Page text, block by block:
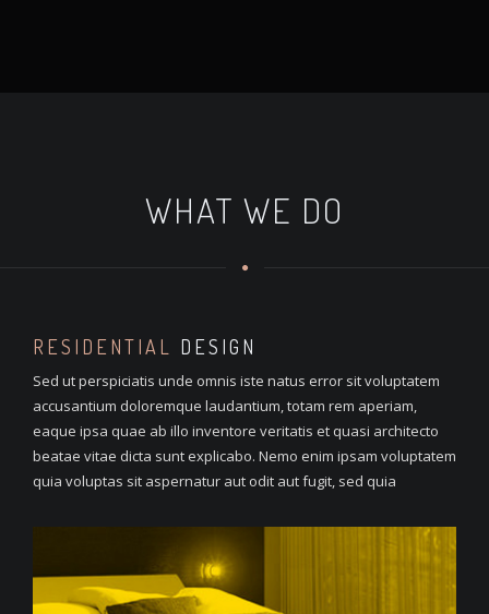
WHAT WE DO
RESIDENTIAL DESIGN
Sed ut perspiciatis unde omnis iste natus error sit voluptatem
accusantium doloremque laudantium, totam rem aperiam,
eaque ipsa quae ab illo inventore veritatis et quasi architecto
beatae vitae dicta sunt explicabo. Nemo enim ipsam voluptatem
quia voluptas sit aspernatur aut odit aut fugit, sed quia